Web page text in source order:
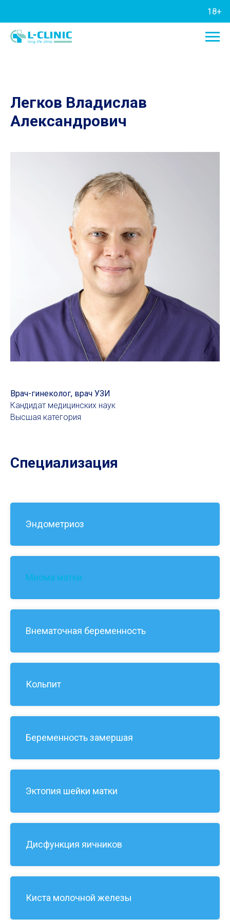
Легков Владислав
Александрович
Врач-гинеколог, врач УЗИ
Кандидат медицинских наук
Высшая категория
Специализация
Эндометриоз
Миома матки
Внематочная беременность
Кольпит
Беременность замершая
Эктопия шейки матки
Дисфункция яичников
Киста молочной железы